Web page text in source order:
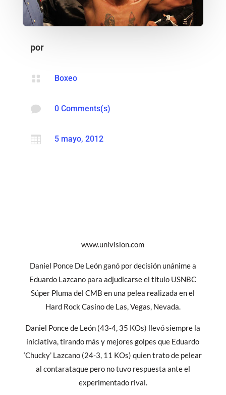
por
 Boxeo
 0 Comments(s)
 5 mayo, 2012
www.univision.com
Daniel Ponce De León ganó por decisión unánime a
Eduardo Lazcano para adjudicarse el título USNBC
Súper Pluma del CMB en una pelea realizada en el
Hard Rock Casino de Las, Vegas, Nevada.
Daniel Ponce de León (43-4, 35 KOs) llevó siempre la
iniciativa, tirando más y mejores golpes que Eduardo
‘Chucky’ Lazcano (24-3, 11 KOs) quien trato de pelear
al contarataque pero no tuvo respuesta ante el
experimentado rival.